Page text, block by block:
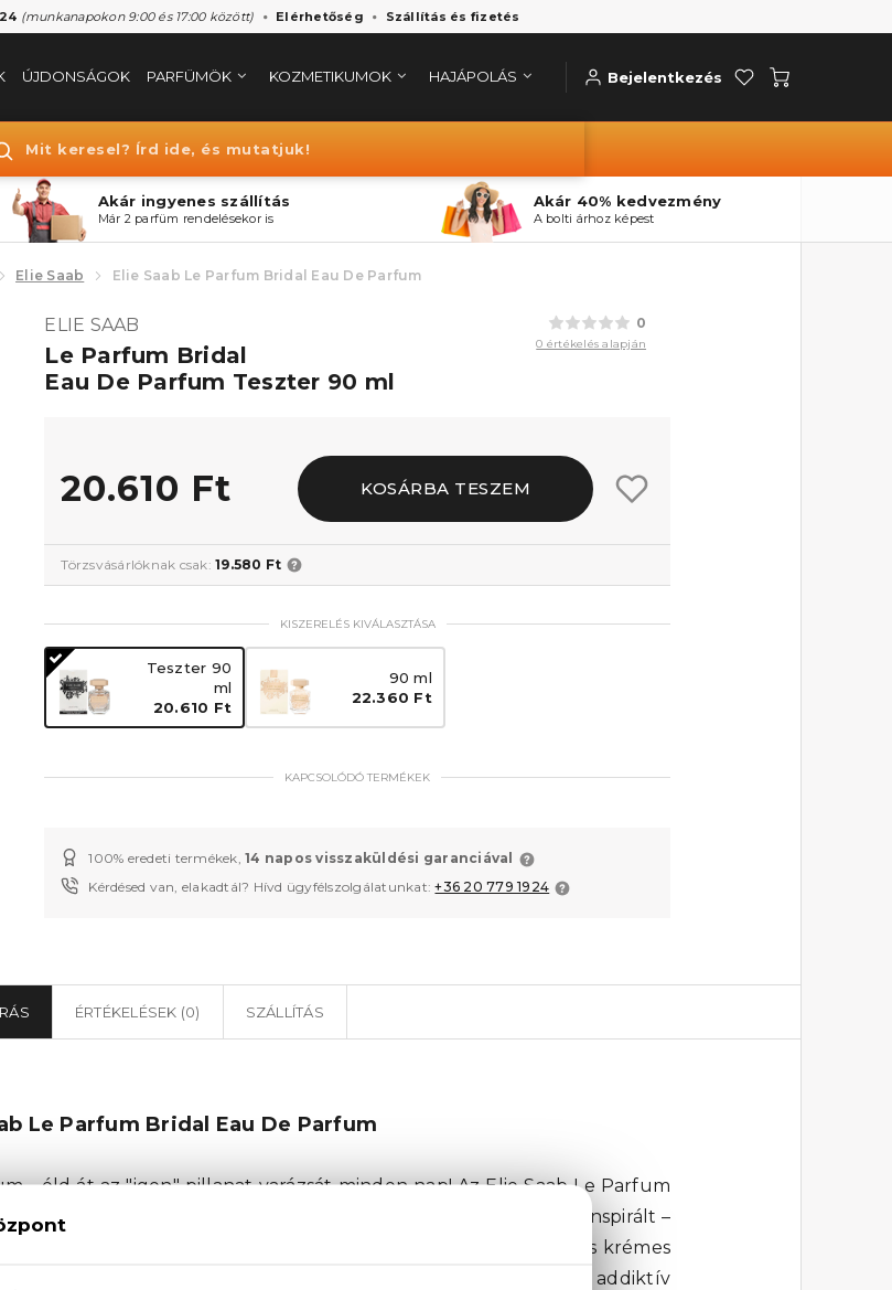
(munkanapokon 9:00 és 17:00 között) Elérhetőség Szállítás és fizetés
ÚJDONSÁGOK PARFÜMÖK KOZMETIKUMOK HAJÁPOLÁS Bejelentkezés
Mit keresel? Írd ide, és mutatjuk!
Akár ingyenes szállítás
Már 2 parfüm rendelésekor is
Akár 40% kedvezmény
A bolti árhoz képest
Elie Saab Elie Saab Le Parfum Bridal Eau De Parfum
0
0 értékelés alapján
ELIE SAAB
Le Parfum Bridal
Eau De Parfum Teszter 90 ml
20.610 Ft KOSÁRBA TESZEM
Törzsvásárlóknak csak:19.580 Ft
KISZERELÉS KIVÁLASZTÁSA
Teszter 90
ml
20.610 Ft
90 ml
22.360 Ft
KAPCSOLÓDÓ TERMÉKEK
100% eredeti termékek,14 napos visszaküldési garanciával
Kérdésed van, elakadtál? Hívd ügyfélszolgálatunkat:+36 20 779 1924
ÉRTÉKELÉSEK (0) SZÁLLÍTÁS
Le Parfum Bridal Eau De Parfum
- éld át az "igen" pillanat varázsát minden nap! Az Elie Saab Le Parfum
orientális illat, amelyet az Elie Saab menyasszonyi kollekció inspirált –
és ragyogóan emlékezetessé teszi a pillanatot. Egy virágos és krémes
kibontakozik a gyengéd és magabiztos, de abszolút addiktív